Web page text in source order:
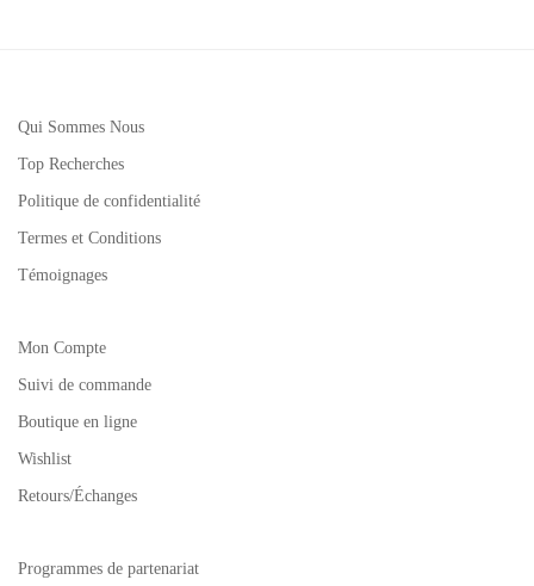
Qui Sommes Nous
Top Recherches
Politique de confidentialité
Termes et Conditions
Témoignages
Mon Compte
Suivi de commande
Boutique en ligne
Wishlist
Retours/Échanges
Programmes de partenariat